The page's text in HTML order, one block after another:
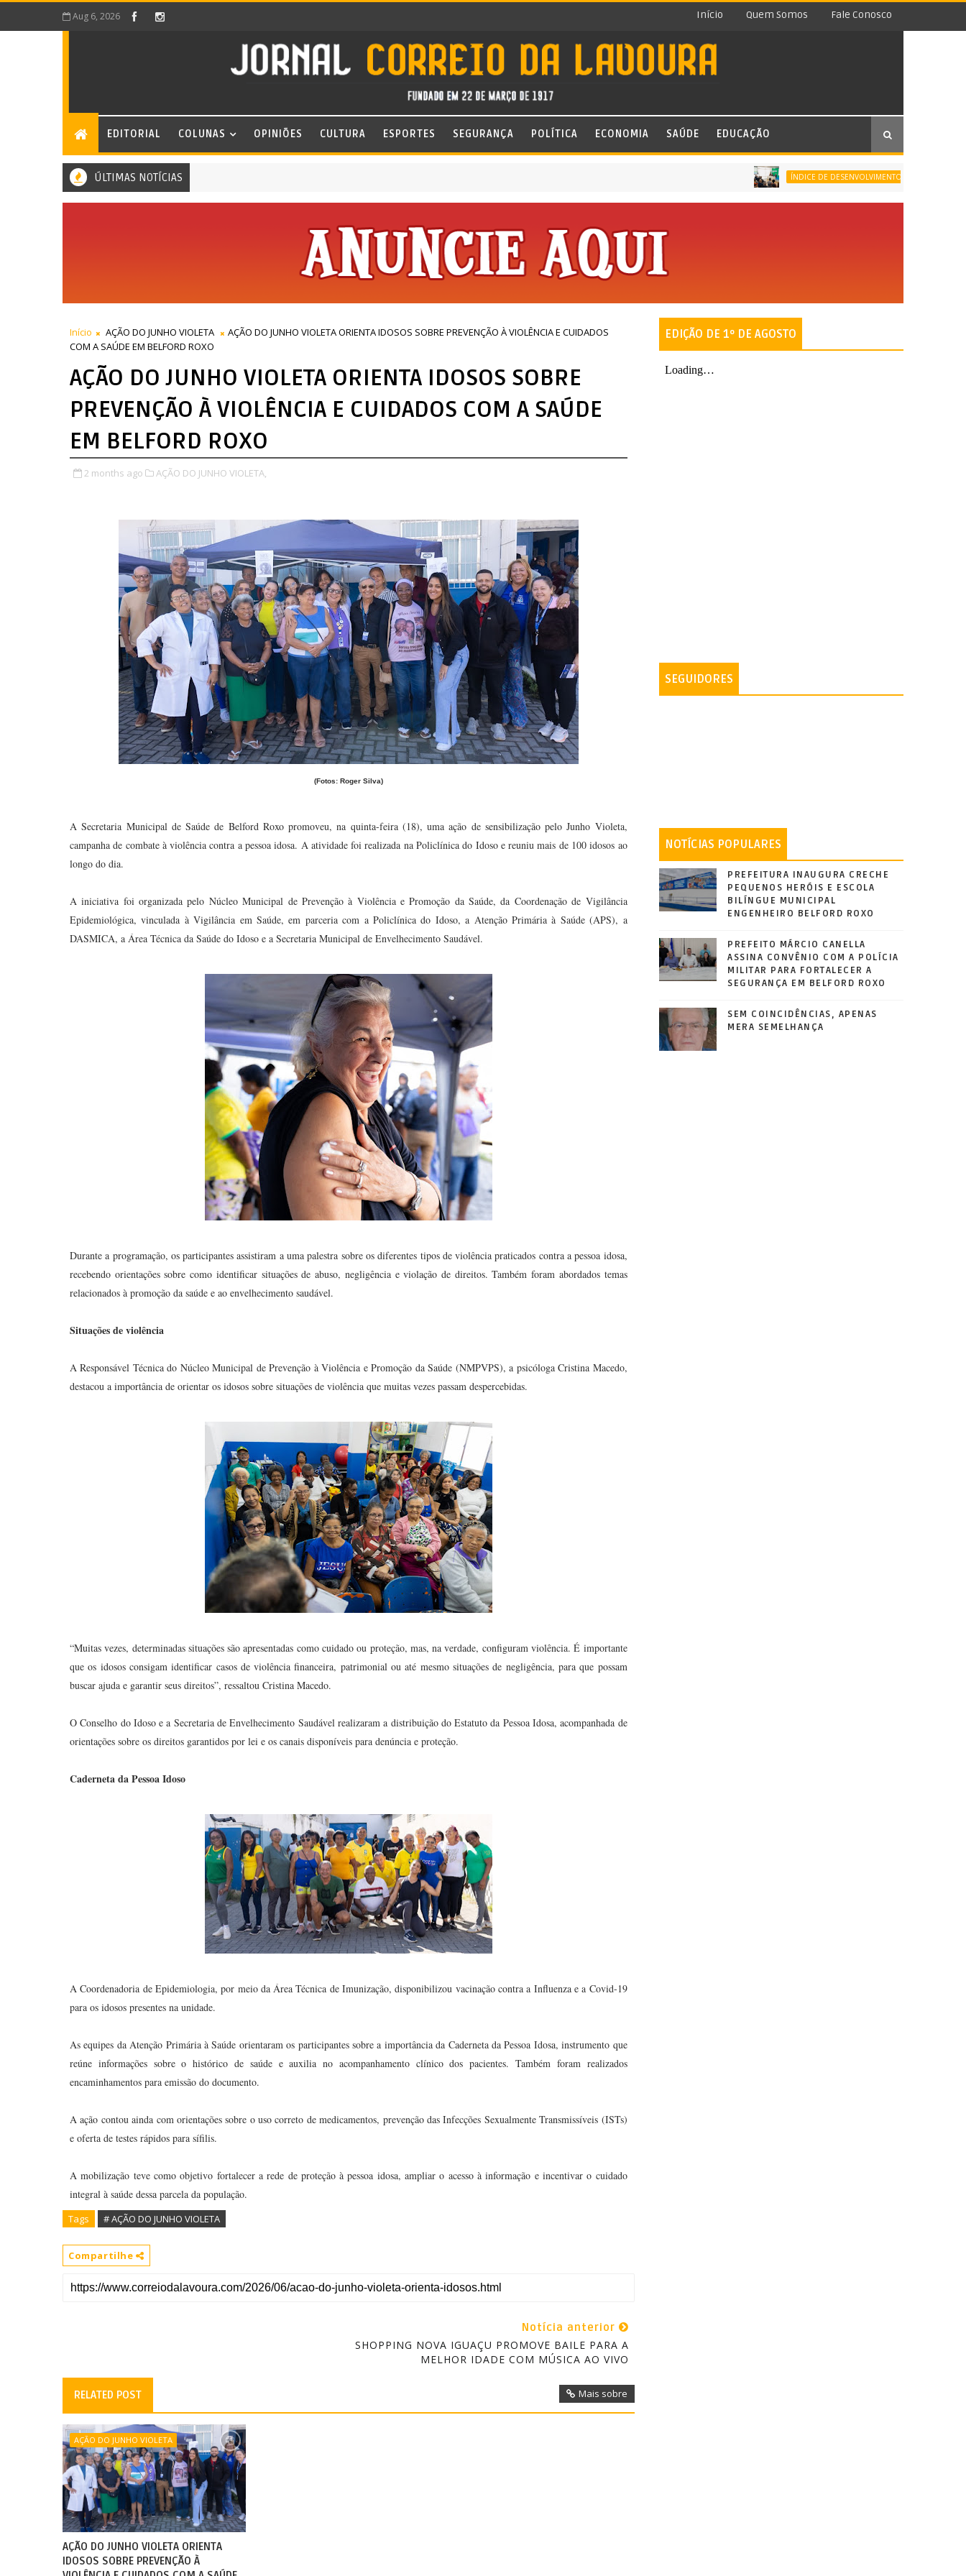
Aug 6, 2026 Início Quem Somos Fale Conosco
EDITORIAL COLUNAS OPINIÕES CULTURA ESPORTES SEGURANÇA POLÍTICA ECONOMIA SAÚDE EDUCAÇÃO
ÚLTIMAS NOTÍCIAS ÍNDICE DE DESENVOLVIMENTO DA EDUCAÇÃO BÁSICA
Início AÇÃO DO JUNHO VIOLETA
AÇÃO DO JUNHO VIOLETA ORIENTA IDOSOS SOBRE PREVENÇÃO À VIOLÊNCIA E CUIDADOS
COM A SAÚDE EM BELFORD ROXO
AÇÃO DO JUNHO VIOLETA ORIENTA IDOSOS SOBRE
PREVENÇÃO À VIOLÊNCIA E CUIDADOS COM A SAÚDE
EM BELFORD ROXO
2 months ago AÇÃO DO JUNHO VIOLETA,
(Fotos: Roger Silva)
A Secretaria Municipal de Saúde de Belford Roxo promoveu, na quinta-feira (18), uma ação de sensibilização pelo Junho Violeta,
campanha de combate à violência contra a pessoa idosa. A atividade foi realizada na Policlínica do Idoso e reuniu mais de 100 idosos ao
longo do dia.
A iniciativa foi organizada pelo Núcleo Municipal de Prevenção à Violência e Promoção da Saúde, da Coordenação de Vigilância
Epidemiológica, vinculada à Vigilância em Saúde, em parceria com a Policlínica do Idoso, a Atenção Primária à Saúde (APS), a
DASMICA, a Área Técnica da Saúde do Idoso e a Secretaria Municipal de Envelhecimento Saudável.
Durante a programação, os participantes assistiram a uma palestra sobre os diferentes tipos de violência praticados contra a pessoa idosa,
recebendo orientações sobre como identificar situações de abuso, negligência e violação de direitos. Também foram abordados temas
relacionados à promoção da saúde e ao envelhecimento saudável.
Situações de violência
A Responsável Técnica do Núcleo Municipal de Prevenção à Violência e Promoção da Saúde (NMPVPS), a psicóloga Cristina Macedo,
destacou a importância de orientar os idosos sobre situações de violência que muitas vezes passam despercebidas.
“Muitas vezes, determinadas situações são apresentadas como cuidado ou proteção, mas, na verdade, configuram violência. É importante
que os idosos consigam identificar casos de violência financeira, patrimonial ou até mesmo situações de negligência, para que possam
buscar ajuda e garantir seus direitos”, ressaltou Cristina Macedo.
O Conselho do Idoso e a Secretaria de Envelhecimento Saudável realizaram a distribuição do Estatuto da Pessoa Idosa, acompanhada de
orientações sobre os direitos garantidos por lei e os canais disponíveis para denúncia e proteção.
Caderneta da Pessoa Idoso
A Coordenadoria de Epidemiologia, por meio da Área Técnica de Imunização, disponibilizou vacinação contra a Influenza e a Covid-19
para os idosos presentes na unidade.
As equipes da Atenção Primária à Saúde orientaram os participantes sobre a importância da Caderneta da Pessoa Idosa, instrumento que
reúne informações sobre o histórico de saúde e auxilia no acompanhamento clínico dos pacientes. Também foram realizados
encaminhamentos para emissão do documento.
A ação contou ainda com orientações sobre o uso correto de medicamentos, prevenção das Infecções Sexualmente Transmissíveis (ISTs)
e oferta de testes rápidos para sífilis.
A mobilização teve como objetivo fortalecer a rede de proteção à pessoa idosa, ampliar o acesso à informação e incentivar o cuidado
integral à saúde dessa parcela da população.
Tags # AÇÃO DO JUNHO VIOLETA
Compartilhe
Notícia anterior
SHOPPING NOVA IGUAÇU PROMOVE BAILE PARA A
MELHOR IDADE COM MÚSICA AO VIVO
RELATED POST Mais sobre
AÇÃO DO JUNHO VIOLETA
AÇÃO DO JUNHO VIOLETA ORIENTA
IDOSOS SOBRE PREVENÇÃO À
EDIÇÃO DE 1º DE AGOSTO
SEGUIDORES
NOTÍCIAS POPULARES
PREFEITURA INAUGURA CRECHE
PEQUENOS HERÓIS E ESCOLA
BILÍNGUE MUNICIPAL
ENGENHEIRO BELFORD ROXO
PREFEITO MÁRCIO CANELLA
ASSINA CONVÊNIO COM A POLÍCIA
MILITAR PARA FORTALECER A
SEGURANÇA EM BELFORD ROXO
SEM COINCIDÊNCIAS, APENAS
MERA SEMELHANÇA